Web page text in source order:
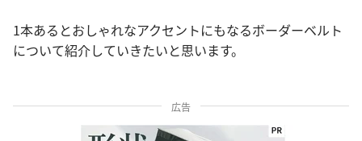
1本あるとおしゃれなアクセントにもなるボーダーベルト
について紹介していきたいと思います。
広告